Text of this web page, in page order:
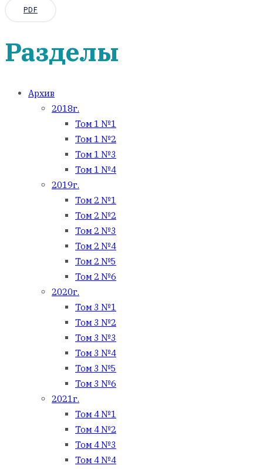
PDF
Разделы
Архив
2018г.
Том 1 №1
Том 1 №2
Том 1 №3
Том 1 №4
2019г.
Том 2 №1
Том 2 №2
Том 2 №3
Том 2 №4
Том 2 №5
Том 2 №6
2020г.
Том 3 №1
Том 3 №2
Том 3 №3
Том 3 №4
Том 3 №5
Том 3 №6
2021г.
Том 4 №1
Том 4 №2
Том 4 №3
Том 4 №4